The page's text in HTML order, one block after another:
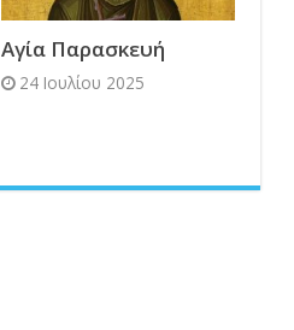
Αγία Παρασκευή
24 Ιουλίου 2025